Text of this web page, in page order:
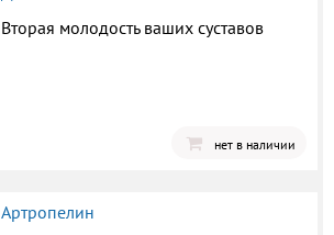
Вторая молодость ваших суставов
нет в наличии
Артропелин